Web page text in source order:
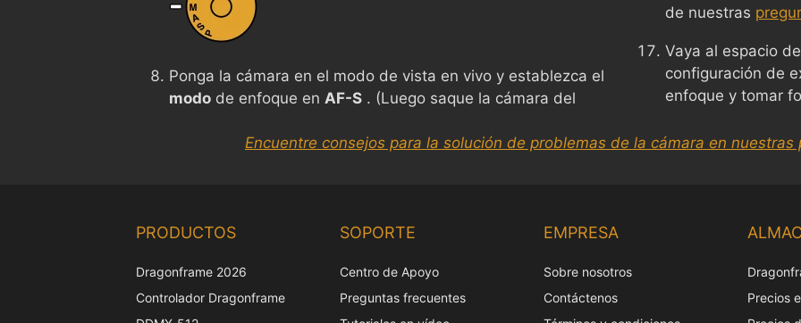
Ponga la cámara en el modo de vista en vivo y establezca el
modo de enfoque en AF-S . (Luego saque la cámara del
de nuestras
Vaya al espacio
configuración de
enfoque y tomar
Encuentre consejos para la solución de problemas de la cámara en
PRODUCTOS
Dragonframe 2026
Controlador Dragonframe
SOPORTE
Centro de Apoyo
Preguntas frecuentes
EMPRESA
Sobre nosotros
Contáctenos
Precios